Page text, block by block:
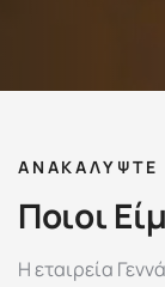
ΑΝΑΚΑΛΥΨΤΕ
Ποιοι Είμ
Η εταιρεία